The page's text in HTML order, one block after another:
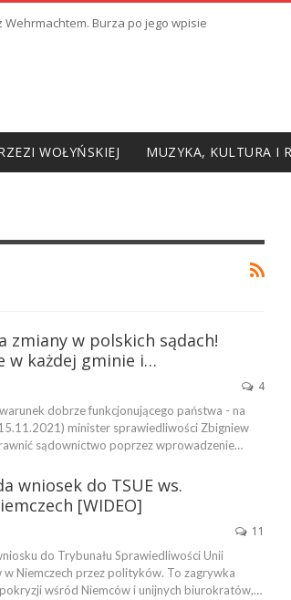
Wehrmachtem. Burza po jego wpisie
WOŁYŃSKIEJ MUZYKA, KULTURA I
w polskich sądach!
w każdej gminie i…
4
dobrze funkcjonującego państwa - na
minister sprawiedliwości Zbigniew
sądownictwo poprzez wprowadzenie…
wniosek do TSUE ws.
[WIDEO]
11
do Trybunału Sprawiedliwości Unii
Niemczech przez polityków. To zagrywka
wśród Niemców i unijnych biurokratów,…